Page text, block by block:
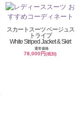
スカートスーツ ベージュス
トライプ
White Striped Jacket & Skirt
通常価格
78,000円(税別)